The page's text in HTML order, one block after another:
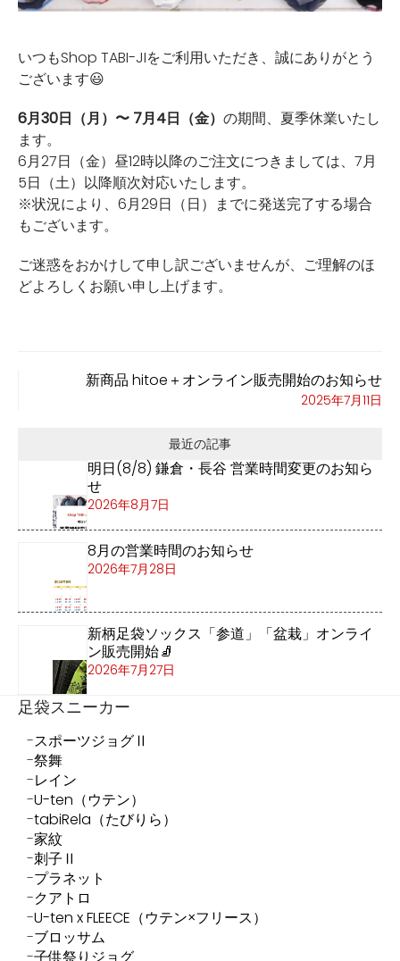
いつもShop TABI-JIをご利用いただき、誠にありがとう
ございます😃
6月30日（月）〜 7月4日（金） の期間、夏季休業いたし
ます。
6月27日（金）昼12時以降のご注文につきましては、7月
5日（土）以降順次対応いたします。
※状況により、6月29日（日）までに発送完了する場合
もございます。
ご迷惑をおかけして申し訳ございませんが、ご理解のほ
どよろしくお願い申し上げます。
新商品 hitoe＋オンライン販売開始のお知らせ
2025年7月11日
最近の記事
明日(8/8) 鎌倉・長谷 営業時間変更のお知ら
せ
2026年8月7日
8月の営業時間のお知らせ
2026年7月28日
新柄足袋ソックス「参道」「盆栽」オンライ
ン販売開始🧦
2026年7月27日
足袋スニーカー
スポーツジョグⅡ
祭舞
レイン
U-ten（ウテン）
tabiRela（たびりら）
家紋
刺子Ⅱ
プラネット
クアトロ
U-ten x FLEECE（ウテン×フリース）
ブロッサム
子供祭りジョグ